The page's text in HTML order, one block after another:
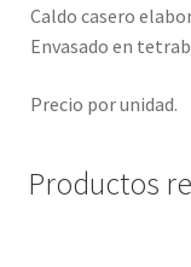
Caldo casero
Envasado en
Precio por unidad.
Productos